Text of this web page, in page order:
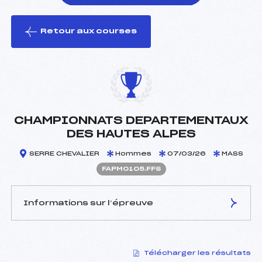
le ski
Retour aux courses
CHAMPIONNATS DEPARTEMENTAUX
DES HAUTES ALPES
SERRE CHEVALIER Hommes 07/03/26 MASS
FAPM0105.FFS
Informations sur l’épreuve
HUMBERT GUILLAUME
Télécharger les résultats